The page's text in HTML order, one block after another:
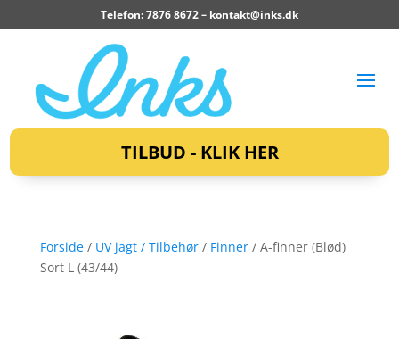
Telefon: 7876 8672 – kontakt@inks.dk
TILBUD - KLIK HER
Forside/ UV jagt / Tilbehør/ Finner/ A-finner (Blød)
Sort L (43/44)